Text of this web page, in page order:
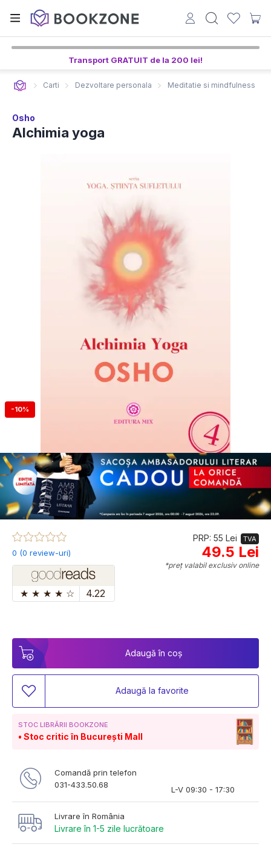
Transport GRATUIT de la 200 lei!
Carti Dezvoltare personala Meditatie si mindfulness
Osho
Alchimia yoga
-10%
0 (0 review-uri)
★ ★ ★ ★ ☆ 4.22
PRP: 55 Lei TVA
49.5 Lei
*preț valabil exclusiv online
Adaugă în coș
Adaugă la favorite
STOC LIBRĂRII BOOKZONE
Stoc critic în București Mall
Comandă prin telefon
031-433.50.68
L-V 09:30 - 17:30
Livrare în România
Livrare în 1-5 zile lucrătoare